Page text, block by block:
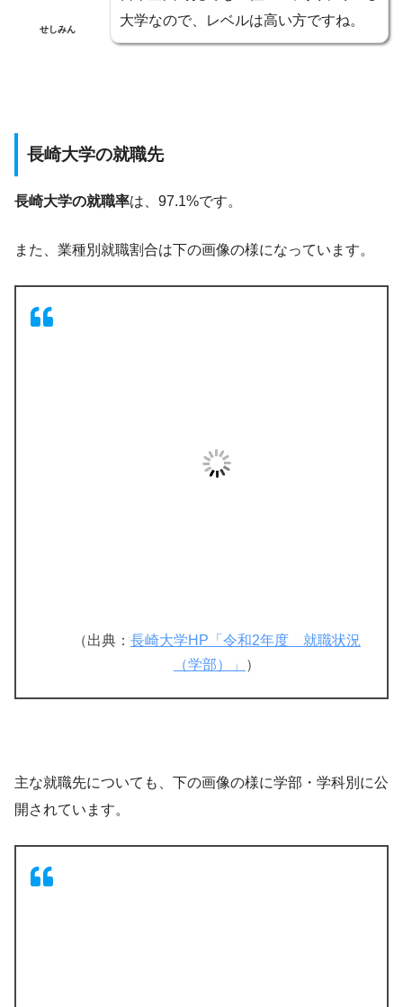
せしみん
大学なので、レベルは高い方ですね。
長崎大学の就職先
長崎大学の就職率は、97.1%です。
また、業種別就職割合は下の画像の様になっています。
（出典： 長崎大学HP「令和2年度 就職状況
（学部）」
）
主な就職先についても、下の画像の様に学部・学科別に公
開されています。